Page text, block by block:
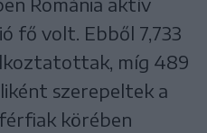
fő volt. Ebből 7,733
míg 489
szerepeltek a
körében